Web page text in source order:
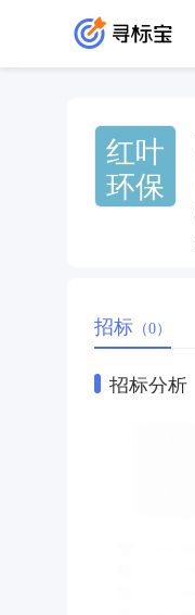
红叶
环保
招标 （0）
招标分析